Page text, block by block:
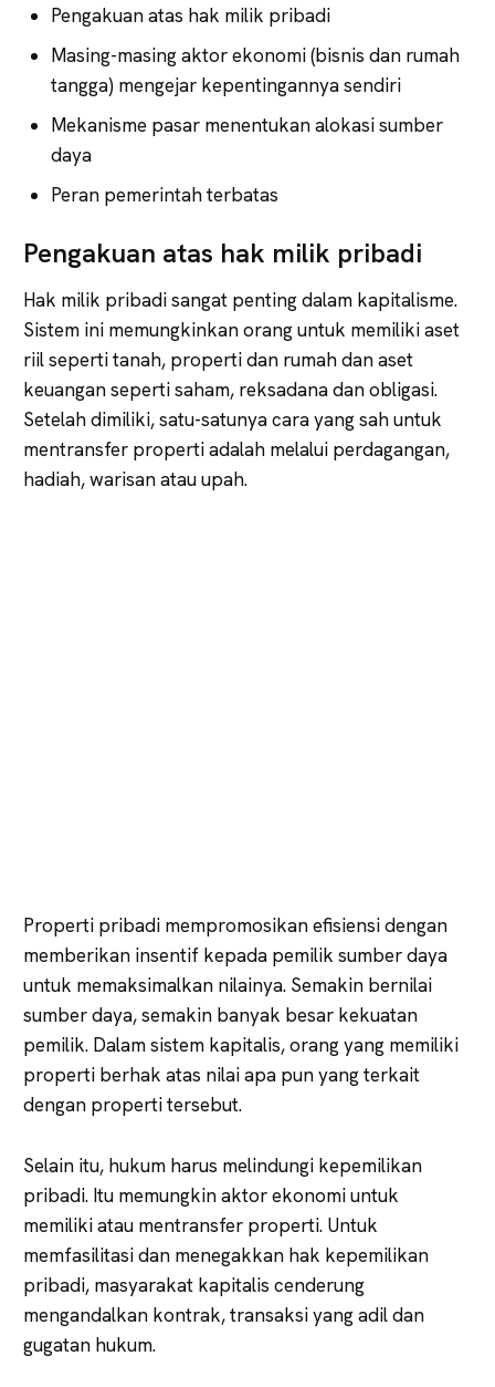
Pengakuan atas hak milik pribadi
Masing-masing aktor ekonomi (bisnis dan rumah
tangga) mengejar kepentingannya sendiri
Mekanisme pasar menentukan alokasi sumber
daya
Peran pemerintah terbatas
Pengakuan atas hak milik pribadi
Hak milik pribadi sangat penting dalam kapitalisme.
Sistem ini memungkinkan orang untuk memiliki aset
riil seperti tanah, properti dan rumah dan aset
keuangan seperti saham, reksadana dan obligasi.
Setelah dimiliki, satu-satunya cara yang sah untuk
mentransfer properti adalah melalui perdagangan,
hadiah, warisan atau upah.
Properti pribadi mempromosikan efisiensi dengan
memberikan insentif kepada pemilik sumber daya
untuk memaksimalkan nilainya. Semakin bernilai
sumber daya, semakin banyak besar kekuatan
pemilik. Dalam sistem kapitalis, orang yang memiliki
properti berhak atas nilai apa pun yang terkait
dengan properti tersebut.
Selain itu, hukum harus melindungi kepemilikan
pribadi. Itu memungkin aktor ekonomi untuk
memiliki atau mentransfer properti. Untuk
memfasilitasi dan menegakkan hak kepemilikan
pribadi, masyarakat kapitalis cenderung
mengandalkan kontrak, transaksi yang adil dan
gugatan hukum.